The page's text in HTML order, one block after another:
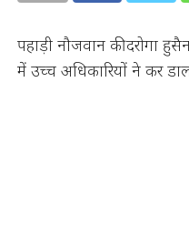
पहाड़ी नौजवान की दरोगा
में उच्च अधिकारियों ने कर